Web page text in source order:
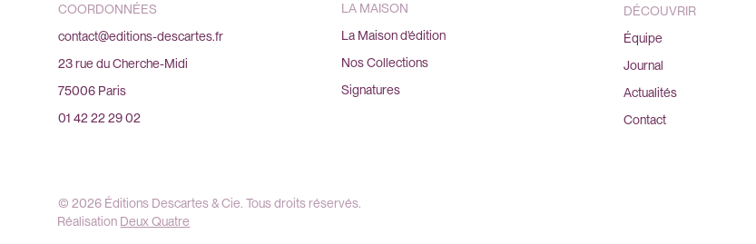
COORDONNÉES
contact@editions-descartes.fr
23 rue du Cherche-Midi
75006 Paris
01 42 22 29 02
© 2026 Éditions Descartes & Cie. Tous droits réservés.
Réalisation Deux Quatre
LA MAISON
La Maison d'édition
Nos Collections
Signatures
DÉCOUVRIR
Équipe
Journal
Actualités
Contact